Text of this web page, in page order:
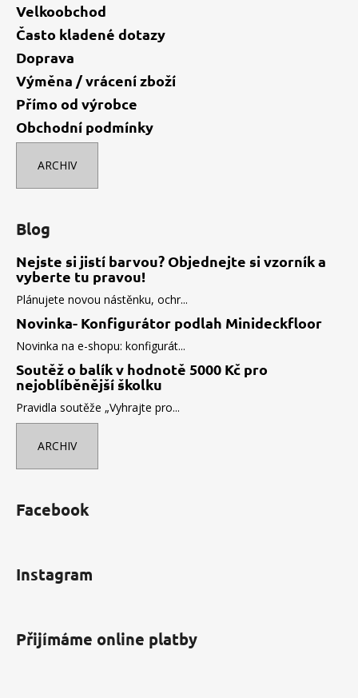
Velkoobchod
Často kladené dotazy
Doprava
Výměna / vrácení zboží
Přímo od výrobce
Obchodní podmínky
ARCHIV
Blog
Nejste si jistí barvou? Objednejte si vzorník a
vyberte tu pravou!
Plánujete novou nástěnku, ochr...
Novinka- Konfigurátor podlah Minideckfloor
Novinka na e-shopu: konfigurát...
Soutěž o balík v hodnotě 5000 Kč pro
nejoblíběnější školku
Pravidla soutěže „Vyhrajte pro...
ARCHIV
Facebook
Instagram
Přijímáme online platby